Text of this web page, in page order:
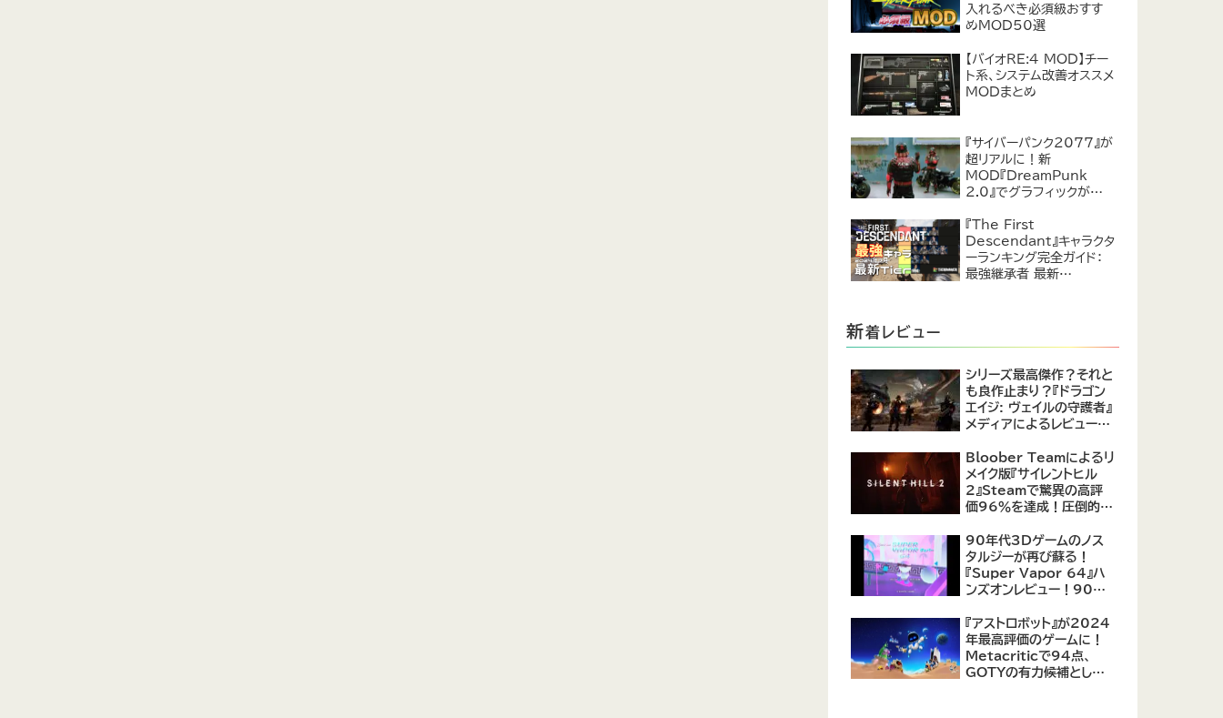
入れるべき必須級おすす
めMOD50選
【バイオRE:4 MOD】チー
ト系、システム改善オススメ
MODまとめ
『サイバーパンク2077』が
超リアルに！新
MOD『DreamPunk
2.0』でグラフィックが恐ろ
『The First
Descendant』キャラクタ
ーランキング完全ガイド：
最強継承者 最新
新着レビュー
シリーズ最高傑作？それと
も良作止まり？『ドラゴン
エイジ: ヴェイルの守護者』
メディアによるレビューが
ラクター育成システムは好
評、戦闘システムは賛否あ
り
Bloober Teamによるリ
メイク版『サイレントヒル
2』Steamで驚異の高評
価96％を達成！圧倒的な
の復活
90年代3Dゲームのノス
タルジーが再び蘇る！
『Super Vapor 64』ハ
ンズオンレビュー！90年
再現したノスタルジックア
クション
『アストロボット』が2024
年最高評価のゲームに！
Metacriticで94点、
GOTYの有力候補として